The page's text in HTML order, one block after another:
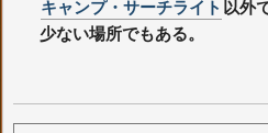
キャンプ・サーチライト 以外
少ない場所でもある。